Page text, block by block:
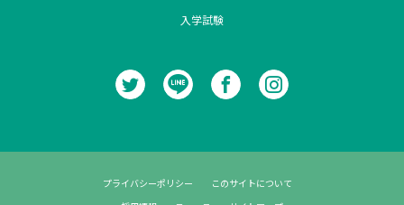
入学試験
プライバシーポリシー
このサイトについて